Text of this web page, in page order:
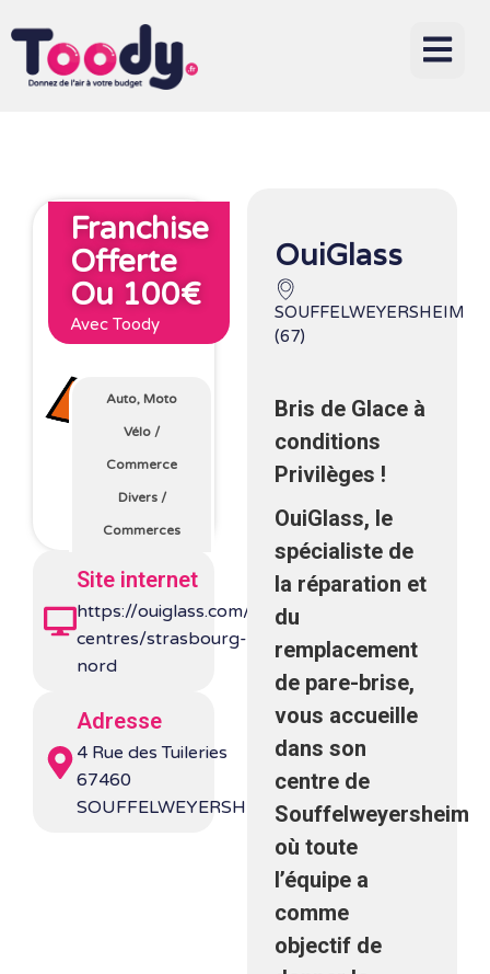
Franchise
Offerte
Ou 100€
Avec Toody
Auto, Moto
Vélo /
Commerce
Divers/
Commerces
Site internet
https://ouiglass.com/tous-
centres/strasbourg-
nord
Adresse
4 Rue des Tuileries
67460
SOUFFELWEYERSHEIM
OuiGlass
SOUFFELWEYERSHEIM
(67)
Bris de Glace à
conditions
Privilèges !
OuiGlass, le
spécialiste de
la réparation et
du
remplacement
de pare-brise,
vous accueille
dans son
centre de
Souffelweyersheim
où toute
l’équipe a
comme
objectif de